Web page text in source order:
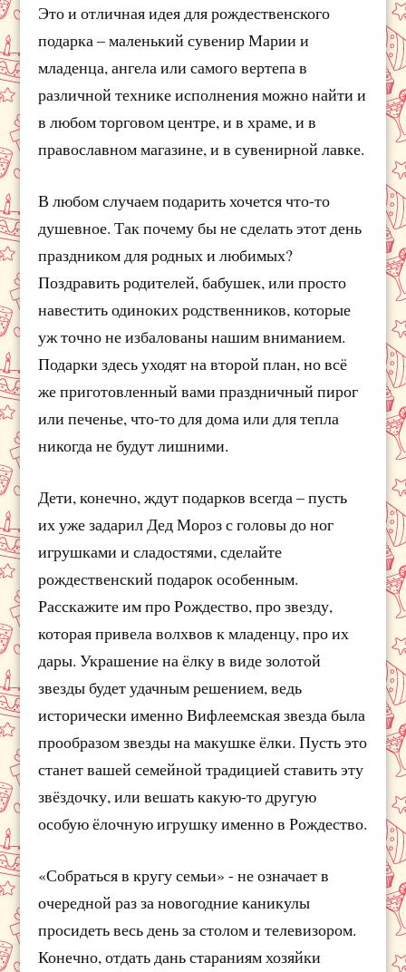
Это и отличная идея для рождественского
подарка – маленький сувенир Марии и
младенца, ангела или самого вертепа в
различной технике исполнения можно найти и
в любом торговом центре, и в храме, и в
православном магазине, и в сувенирной лавке.
В любом случаем подарить хочется что-то
душевное. Так почему бы не сделать этот день
праздником для родных и любимых?
Поздравить родителей, бабушек, или просто
навестить одиноких родственников, которые
уж точно не избалованы нашим вниманием.
Подарки здесь уходят на второй план, но всё
же приготовленный вами праздничный пирог
или печенье, что-то для дома или для тепла
никогда не будут лишними.
Дети, конечно, ждут подарков всегда – пусть
их уже задарил Дед Мороз с головы до ног
игрушками и сладостями, сделайте
рождественский подарок особенным.
Расскажите им про Рождество, про звезду,
которая привела волхвов к младенцу, про их
дары. Украшение на ёлку в виде золотой
звезды будет удачным решением, ведь
исторически именно Вифлеемская звезда была
прообразом звезды на макушке ёлки. Пусть это
станет вашей семейной традицией ставить эту
звёздочку, или вешать какую-то другую
особую ёлочную игрушку именно в Рождество.
«Собраться в кругу семьи» - не означает в
очередной раз за новогодние каникулы
просидеть весь день за столом и телевизором.
Конечно, отдать дань стараниям хозяйки